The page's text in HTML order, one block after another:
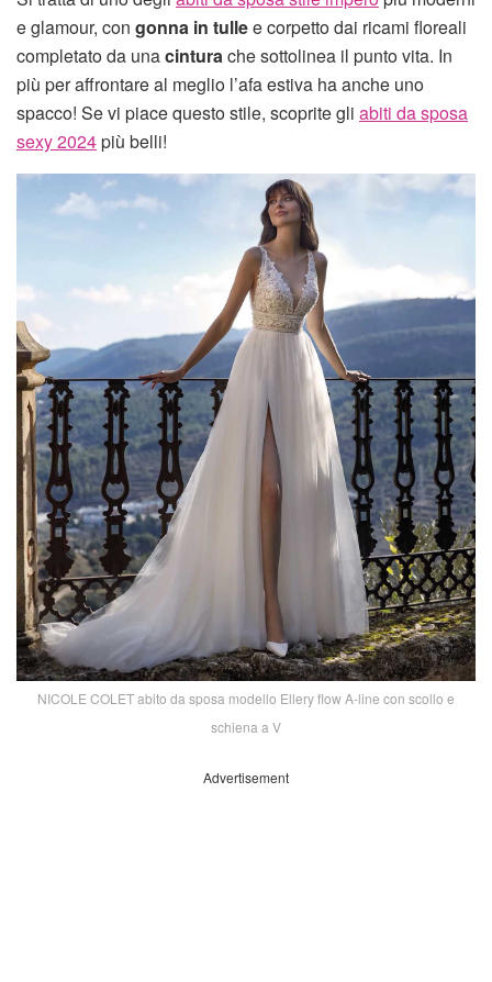
e glamour, con gonna in tullee corpetto dai ricami floreali
completato da unacinturache sottolinea il punto vita. In
più per affrontare al meglio l’afa estiva ha anche uno
spacco! Se vi piace questo stile, scoprite gli abiti da sposa
sexy 2024più belli!
NICOLE COLET abito da sposa modello Ellery flow A-line con scollo e
schiena a V
Advertisement